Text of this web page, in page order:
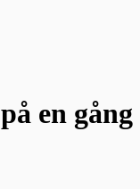
på en gång